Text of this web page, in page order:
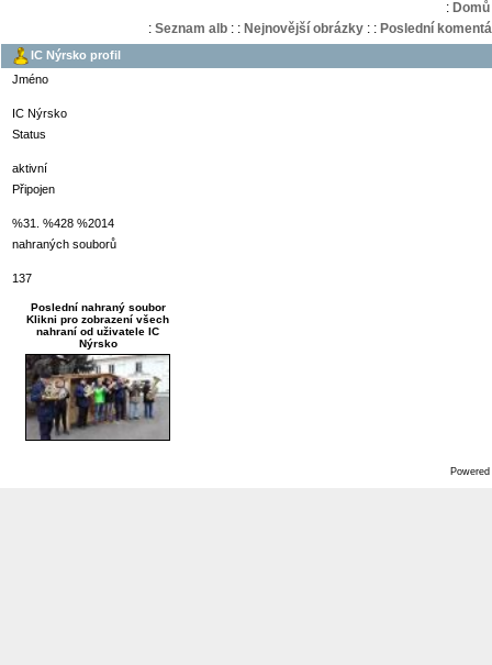
: Domů
: Seznam alb: : Nejnovější obrázky: : Poslední
IC Nýrsko profil
Jméno
IC Nýrsko
Status
aktivní
Připojen
%31. %428 %2014
nahraných souborů
137
Poslední nahraný soubor
Klikni pro zobrazení všech
nahraní od uživatele IC
Nýrsko